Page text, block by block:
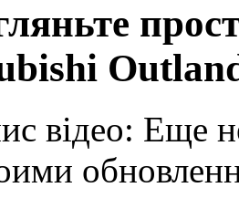
відео: Еще